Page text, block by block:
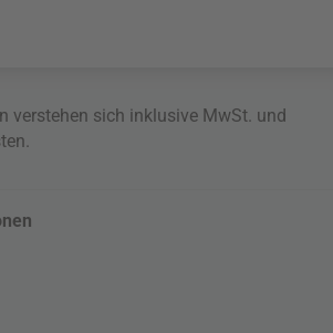
verstehen sich inklusive MwSt. und